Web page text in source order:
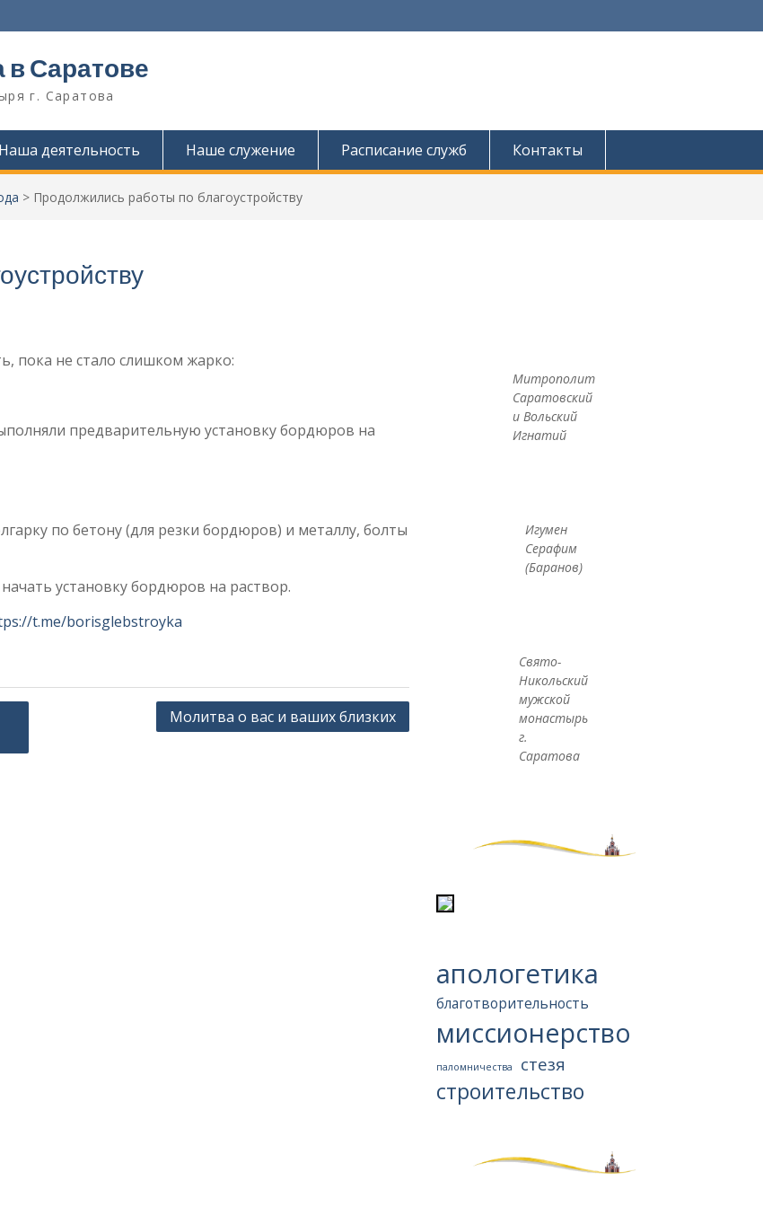
Саратове
г. Саратова
Наша деятельность Наше служение Расписание служб Контакты
> Продолжились работы по благоустройству
пока не стало слишком жарко:
предварительную установку бордюров на
по бетону (для резки бордюров) и металлу, болты
установку бордюров на раствор.
t.me/borisglebstroyka
Молитва о вас и ваших близких
Митрополит
Саратовский
и Вольский
Игнатий
Игумен
Серафим
(Баранов)
Свято-
Никольский
мужской
монастырь
г.
Саратова
апологетика
благотворительность
миссионерство
паломничества стезя
строительство